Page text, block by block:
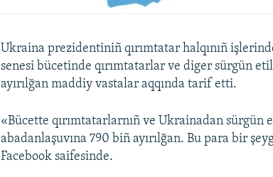
Ukraina prezidentiniñ qırımtatar halqınıñ
senesi bücetinde qırımtatarlar ve diger sürgün
ayırılğan maddiy vastalar aqqında tarif etti.
«Bücette qırımtatarlarnıñ ve Ukrainadan
abadanlaşuvına 790 biñ ayırılğan. Bu para bir
Facebook saifesinde.